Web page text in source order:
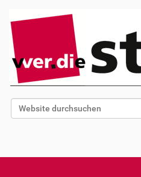
Website durchsuchen